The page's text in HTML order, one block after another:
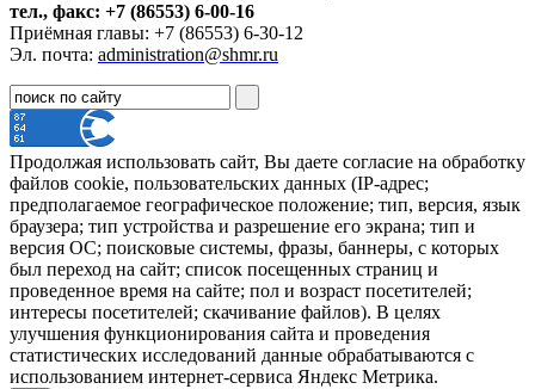
тел., факс: +7 (86553) 6-00-16
Приёмная главы: +7 (86553) 6-30-12
Эл. почта: administration@shmr.ru
Продолжая использовать сайт, Вы даете согласие на обработку
файлов cookie, пользовательских данных (IP-адрес;
предполагаемое географическое положение; тип, версия, язык
браузера; тип устройства и разрешение его экрана; тип и
версия ОС; поисковые системы, фразы, баннеры, с которых
был переход на сайт; список посещенных страниц и
проведенное время на сайте; пол и возраст посетителей;
интересы посетителей; скачивание файлов). В целях
улучшения функционирования сайта и проведения
статистических исследований данные обрабатываются с
использованием интернет-сервиса Яндекс Метрика.